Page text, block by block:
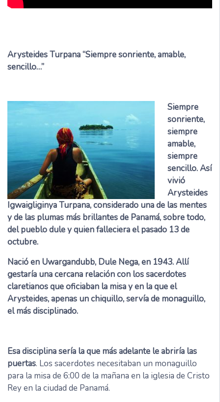
Arysteides Turpana “Siempre sonriente, amable,
sencillo…”
Siempre
sonriente,
siempre
amable,
siempre
sencillo. Así
vivió
Arysteides
Igwaigliginya Turpana, considerado una de las mentes
y de las plumas más brillantes de Panamá, sobre todo,
del pueblo dule y quien falleciera el pasado 13 de
octubre.
Nació en Uwargandubb, Dule Nega, en 1943. Allí
gestaría una cercana relación con los sacerdotes
claretianos que oficiaban la misa y en la que el
Arysteides, apenas un chiquillo, servía de monaguillo,
el más disciplinado.
Esa disciplina sería la que más adelante le abriría las
puertas. Los sacerdotes necesitaban un monaguillo
para la misa de 6:00 de la mañana en la iglesia de Cristo
Rey en la ciudad de Panamá.